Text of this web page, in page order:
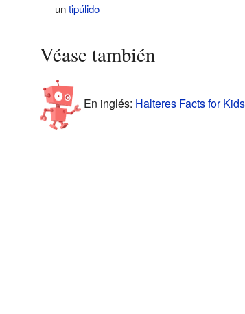
untipúlido
Véase también
En inglés: Halteres Facts for Kids